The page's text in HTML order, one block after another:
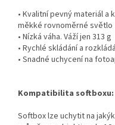
• Kvalitní pevný materiál
měkké rovnoměrné světlo
• Nízká váha. Váží jen 313 g
• Rychlé skládání a
• Snadné uchycení na
Kompatibilita softboxu:
Softbox lze uchytit na